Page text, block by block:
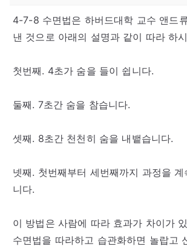
4-7-8 수면법은 하버드대학 교수 앤드
낸 것으로 아래의 설명과 같이 따라 하
첫번째. 4초가 숨을 들이 쉽니다.
둘째. 7초간 숨을 참습니다.
셋째. 8초간 천천히 숨을 내뱉습니다.
넷째. 첫번째부터 세번째까지 과정을 계
니다.
이 방법은 사람에 따라 효과가 차이가
수면법을 따라하고 습관화하면 놀랍고